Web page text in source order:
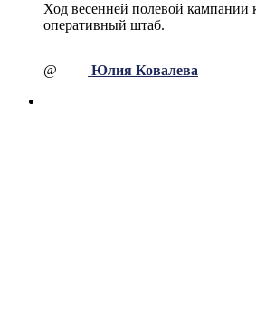
Ход весенней полевой кампании
оперативный штаб.
@ Юлия Ковалева